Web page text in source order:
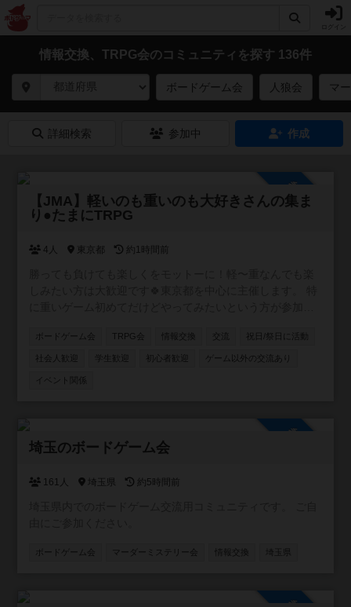
情報交換、TRPG会のコミュニティを探す 136件
ボードゲーム会 人狼会 マ
詳細検索 参加中 作成
参加自由
【JMA】軽いのも重いのも大好きさんの集ま
り●たまにTRPG
4人 東京都 約1時間前
新参者の主催者ですが、毎月新しいボドゲ開拓しているの
でリクエストやおすすめも受け付けます✨
ボードゲーム会 TRPG会 情報交換 交流 祝日/祭日に活動
社会人歓迎 学生歓迎 初心者歓迎 ゲーム以外の交流あり
イベント関係
埼玉のボードゲーム会
161人 埼玉県 約5時間前
ボードゲーム会 マーダーミステリー会 情報交換